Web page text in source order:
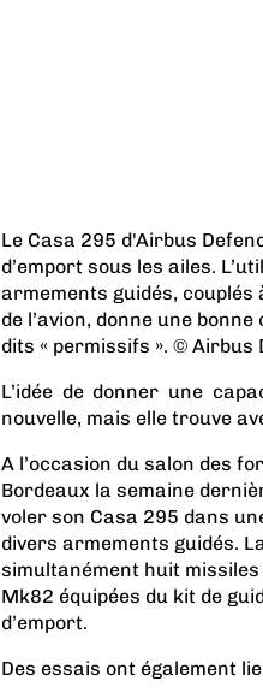
Le Casa 295 d'Airbus
d’emport sous les ailes.
armements guidés, couplés
de l’avion, donne une
dits « permissifs ». © Airbus
L’idée de donner une
nouvelle, mais elle trouve
A l’occasion du salon des
Bordeaux la semaine
voler son Casa 295 dans
divers armements guidés.
simultanément huit missiles
Mk82 équipées du kit de
d’emport.
Des essais ont également